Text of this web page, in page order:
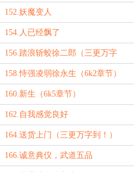
到！）
152.妖魔变人
154.人已经飘了
156.踏浪斩蛟徐二郎（三更万字
到！）
158.恃强凌弱徐永生（6k2章节）
160.新生（6k5章节）
162.自我感觉良好
164.送货上门（三更万字到！）
166.诚意典仪，武道五品